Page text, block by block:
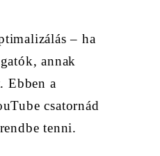
– ha
annak
Ebben a
csatornád
tenni.